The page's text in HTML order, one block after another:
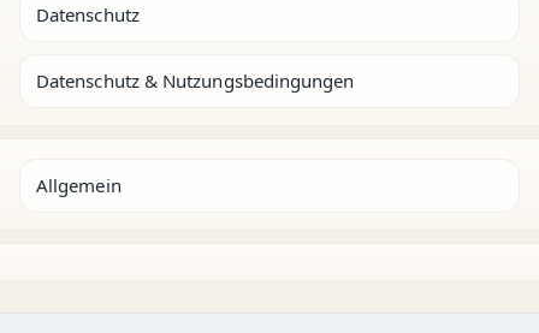
Datenschutz
Datenschutz & Nutzungsbedingungen
Allgemein